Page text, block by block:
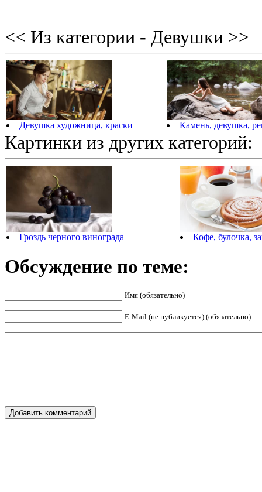
<< Из категории - Девушки >>
Девушка художница, краски Камень, девушка,
Картинки из других категорий:
Гроздь черного винограда Кофе, булочка,
Обсуждение по теме:
Имя (обязательно)
E-Mail (не публикуется) (обязательно)